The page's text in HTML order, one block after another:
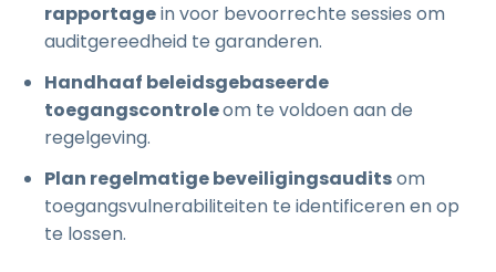
rapportagein voor bevoorrechte sessies om
auditgereedheid te garanderen.
Handhaaf beleidsgebaseerde
toegangscontroleom te voldoen aan de
regelgeving.
Plan regelmatige beveiligingsauditsom
toegangsvulnerabiliteiten te identificeren en op
te lossen.